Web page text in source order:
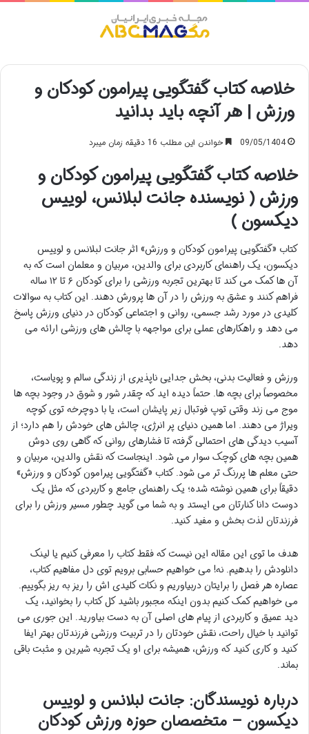
خلاصه کتاب گفتگویی پیرامون کودکان و
ورزش | هر آنچه باید بدانید
09/05/1404 خواندن این مطلب 16 دقیقه زمان میبرد
خلاصه کتاب گفتگویی پیرامون کودکان و
ورزش ( نویسنده جانت لبلانس، لوییس
دیکسون )
کتاب «گفتگویی پیرامون کودکان و ورزش» اثر جانت لبلانس و لوییس
دیکسون، یک راهنمای کاربردی برای والدین، مربیان و معلمان است که به
آن ها کمک می کند تا بهترین تجربه ورزشی را برای کودکان ۶ تا ۱۲ ساله
فراهم کنند و عشق به ورزش را در آن ها پرورش دهند. این کتاب به سوالات
کلیدی در مورد رشد جسمی، روانی و اجتماعی کودکان در دنیای ورزش پاسخ
می دهد و راهکارهای عملی برای مواجهه با چالش های ورزشی ارائه می
دهد.
ورزش و فعالیت بدنی، بخش جدایی ناپذیری از زندگی سالم و پویاست،
مخصوصاً برای بچه ها. حتماً دیده اید که چقدر شور و شوق در وجود بچه ها
موج می زند وقتی توپ فوتبال زیر پایشان است، یا با دوچرخه توی کوچه
ویراژ می دهند. اما همین دنیای پر انرژی، چالش های خودش را هم دارد؛ از
آسیب دیدگی های احتمالی گرفته تا فشارهای روانی که گاهی روی دوش
همین بچه های کوچک سوار می شود. اینجاست که نقش والدین، مربیان و
حتی معلم ها پررنگ تر می شود. کتاب «گفتگویی پیرامون کودکان و ورزش»
دقیقاً برای همین نوشته شده؛ یک راهنمای جامع و کاربردی که مثل یک
دوست دانا کنارتان می ایستد و به شما می گوید چطور مسیر ورزش را برای
فرزندتان لذت بخش و مفید کنید.
هدف ما توی این مقاله این نیست که فقط کتاب را معرفی کنیم یا لینک
دانلودش را بدهیم. نه! می خواهیم حسابی برویم توی دل مفاهیم کتاب،
عصاره هر فصل را برایتان دربیاوریم و نکات کلیدی اش را ریز به ریز بگوییم.
می خواهیم کمک کنیم بدون اینکه مجبور باشید کل کتاب را بخوانید، یک
دید عمیق و کاربردی از پیام های اصلی آن به دست بیاورید. این جوری می
توانید با خیال راحت، نقش خودتان را در تربیت ورزشی فرزندتان بهتر ایفا
کنید و کاری کنید که ورزش، همیشه برای او یک تجربه شیرین و مثبت باقی
بماند.
درباره نویسندگان: جانت لبلانس و لوییس
دیکسون – متخصصان حوزه ورزش کودکان